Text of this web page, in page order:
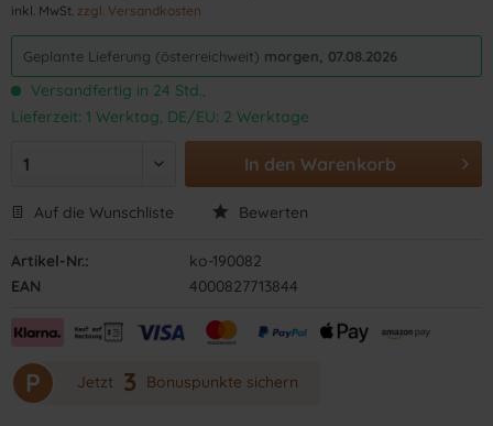
inkl. MwSt. zzgl. Versandkosten
Geplante Lieferung (österreichweit) morgen, 07.08.2026
Versandfertig in 24 Std.,
Lieferzeit: 1 Werktag, DE/EU: 2 Werktage
In den Warenkorb
Auf die Wunschliste Bewerten
Artikel-Nr.:
ko-190082
EAN
4000827713844
P Jetzt 3 Bonuspunkte sichern